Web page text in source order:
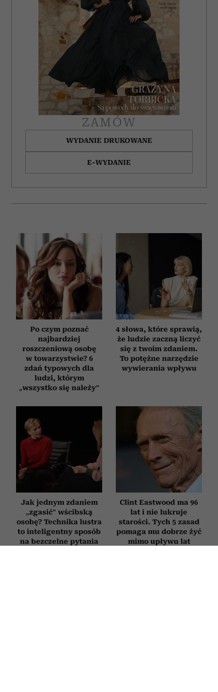
ZAMÓW
WYDANIE DRUKOWANE
E-WYDANIE
Po czym poznać
najbardziej
roszczeniową osobę
w towarzystwie? 6
zdań typowych dla
ludzi, którym
„wszystko się należy”
4 słowa, które sprawią,
że ludzie zaczną liczyć
się z twoim zdaniem.
To potężne narzędzie
wywierania wpływu
Jak jednym zdaniem
„zgasić” wścibską
osobę? Technika lustra
to inteligentny sposób
na bezczelne pytania
Clint Eastwood ma 96
lat i nie lukruje
starości. Tych 5 zasad
pomaga mu dobrze żyć
mimo upływu lat